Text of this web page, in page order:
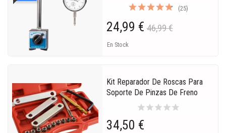
(25)
24,99 € 46,99 €
En Stock
Kit Reparador De Roscas Para
Soporte De Pinzas De Freno
starstarstarstarstar
34,50 €